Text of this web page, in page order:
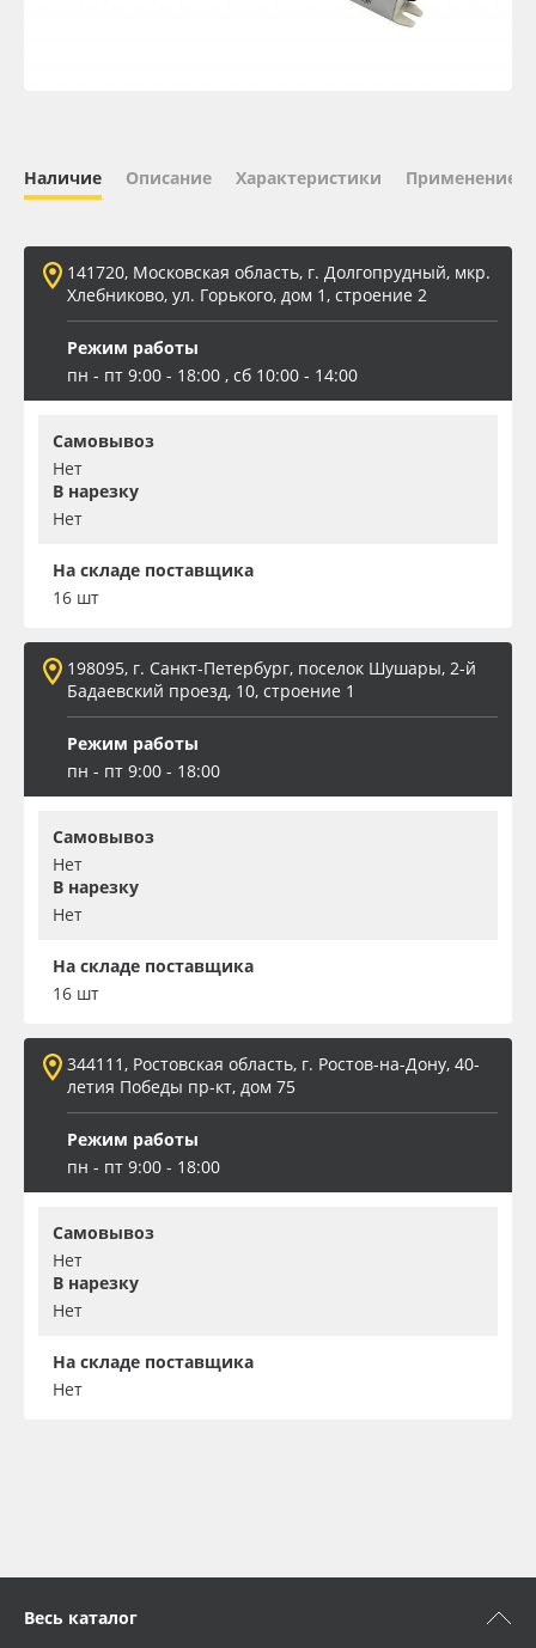
ПЭТ бэклит
Вспененный ПВХ
Заготовки для сувениров
Наличие Описание Характеристики Применение
141720, Московская область, г. Долгопрудный, мкр.
Хлебниково, ул. Горького, дом 1, строение 2
Режим работы
пн - пт 9:00 - 18:00 , сб 10:00 - 14:00
Самовывоз
Нет
В нарезку
Нет
На складе поставщика
16 шт
198095, г. Санкт-Петербург, поселок Шушары, 2-й
Бадаевский проезд, 10, строение 1
Режим работы
пн - пт 9:00 - 18:00
Самовывоз
Нет
В нарезку
Нет
На складе поставщика
16 шт
344111, Ростовская область, г. Ростов-на-Дону, 40-
летия Победы пр-кт, дом 75
Режим работы
пн - пт 9:00 - 18:00
Самовывоз
Нет
В нарезку
Нет
На складе поставщика
Нет
Весь каталог